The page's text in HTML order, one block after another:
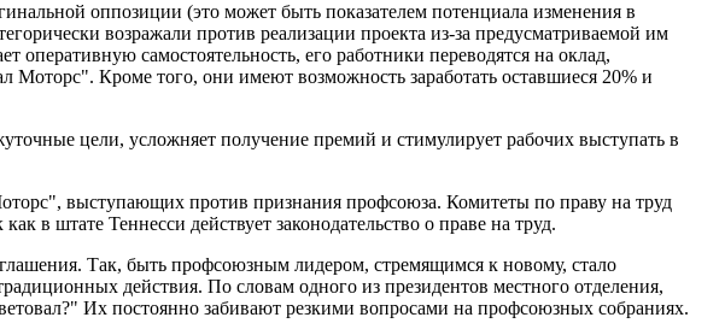
оппо­зиции (это может быть показателем потенциала изменения в
возра­жали против реализации проекта из-за предусматриваемой им
самостоятельность, его работники переводятся на оклад,
Кроме того, они имеют возможность заработать оставшиеся 20% и
цели, ус­ложняет получение премий и стимулирует рабочих выступать в
выступаю­щих против признания профсоюза. Комитеты по праву на труд
в штате Теннесси действует законодательство о праве на труд.
Так, быть профсоюзным лидером, стремящимся к новому, стало
действия. По словам одного из президентов местного отделения,
Их постоянно забивают резкими вопросами на профсоюзных собраниях.